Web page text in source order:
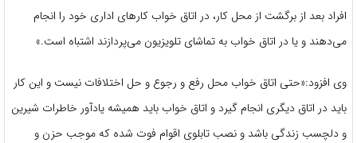
افراد بعد از برگشت از محل کار، در اتاق خواب کارهای اداری خود را انجام
می‌دهند و یا در اتاق خواب به تماشای تلویزیون می‌پردازند اشتباه است.»
وی افزود:«حتی اتاق خواب محل رفع و رجوع و حل اختلافات نیست و این کار
باید در اتاق دیگری انجام گیرد و اتاق خواب باید همیشه یادآور خاطرات شیرین
و دلچسب زندگی باشد و نصب تابلوی اقوام فوت شده که موجب حزن و